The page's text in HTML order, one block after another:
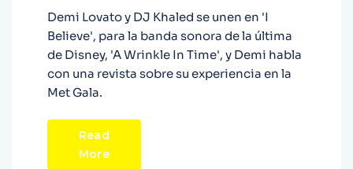
Demi Lovato y DJ Khaled se unen en 'I
Believe', para la banda sonora de la última
de Disney, 'A Wrinkle In Time', y Demi habla
con una revista sobre su experiencia en la
Met Gala.
Read
More